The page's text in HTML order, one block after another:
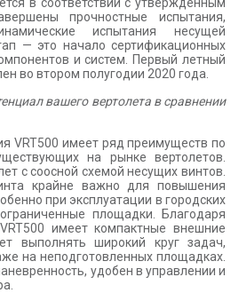
прочностные испытания,
испытания несущей
— это начало сертификационных
и систем. Первый летный
во втором полугодии 2020 года.
вашего вертолета в сравнении
VRT500 имеет ряд преимуществ по
на рынке вертолетов.
с соосной схемой несущих винтов.
крайне важно для повышения
при эксплуатации в городских
площадки. Благодаря
имеет компактные внешние
выполнять широкий круг задач,
на неподготовленных площадках.
удобен в управлении и